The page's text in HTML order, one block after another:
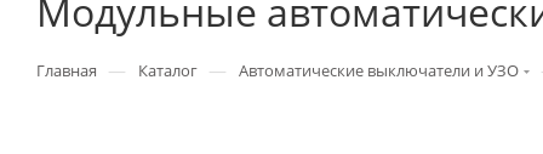
Модульные
Главная — Каталог — Автоматические выключатели и УЗО